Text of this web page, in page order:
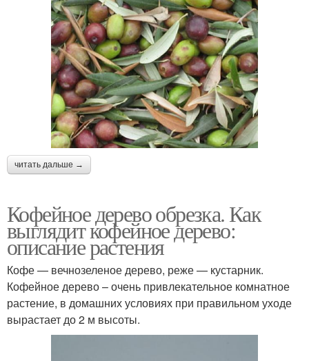
читать дальше →
Кофейное дерево обрезка. Как
выглядит кофейное дерево:
описание растения
Кофе — вечнозеленое дерево, реже — кустарник.
Кофейное дерево – очень привлекательное комнатное
растение, в домашних условиях при правильном уходе
вырастает до 2 м высоты.